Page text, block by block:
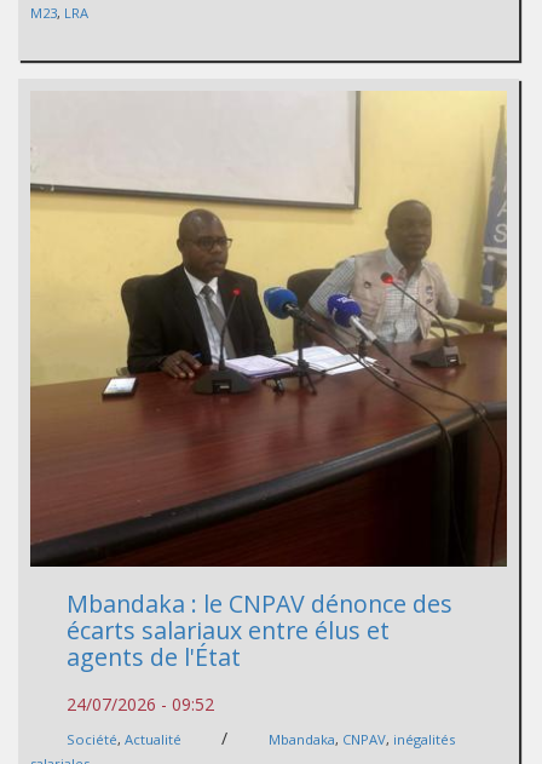
M23, LRA
Mbandaka : le CNPAV dénonce des
écarts salariaux entre élus et
agents de l'État
24/07/2026 - 09:52
Société, Actualité / Mbandaka, CNPAV, inégalités